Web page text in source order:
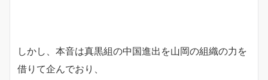
しかし、本音は真黒組の中国進出を山岡の組織の力を
借りて企んでおり、